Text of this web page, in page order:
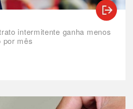
intermitente ganha menos
por mês